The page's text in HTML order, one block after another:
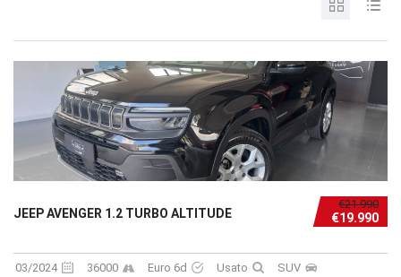
€21.990
€19.990
JEEP AVENGER 1.2 TURBO ALTITUDE
03/2024 36000 Euro 6d Usato
SUV